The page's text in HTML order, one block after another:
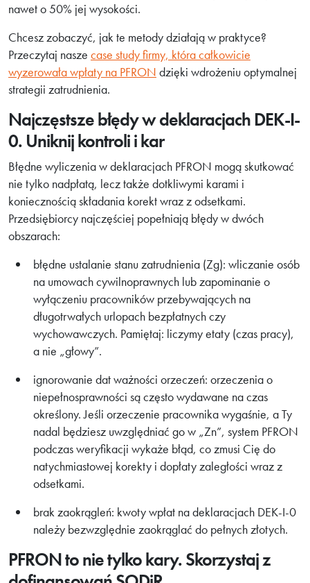
nawet o 50% jej wysokości.
Chcesz zobaczyć, jak te metody działają w praktyce?
Przeczytaj nasze case study firmy, która całkowicie
wyzerowała wpłaty na PFRON dzięki wdrożeniu optymalnej
strategii zatrudnienia.
Najczęstsze błędy w deklaracjach DEK-I-
0. Uniknij kontroli i kar
Błędne wyliczenia w deklaracjach PFRON mogą skutkować
nie tylko nadpłatą, lecz także dotkliwymi karami i
koniecznością składania korekt wraz z odsetkami.
Przedsiębiorcy najczęściej popełniają błędy w dwóch
obszarach:
błędne ustalanie stanu zatrudnienia (Zg): wliczanie osób
na umowach cywilnoprawnych lub zapominanie o
wyłączeniu pracowników przebywających na
długotrwałych urlopach bezpłatnych czy
wychowawczych. Pamiętaj: liczymy etaty (czas pracy),
a nie „głowy”.
ignorowanie dat ważności orzeczeń: orzeczenia o
niepełnosprawności są często wydawane na czas
określony. Jeśli orzeczenie pracownika wygaśnie, a Ty
nadal będziesz uwzględniać go w „Zn”, system PFRON
podczas weryfikacji wykaże błąd, co zmusi Cię do
natychmiastowej korekty i dopłaty zaległości wraz z
odsetkami.
brak zaokrągleń: kwoty wpłat na deklaracjach DEK-I-0
należy bezwzględnie zaokrąglać do pełnych złotych.
PFRON to nie tylko kary. Skorzystaj z